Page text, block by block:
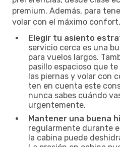
premium. Además, para
volar con el máximo
Elegir tu asiento
servicio cerca es una
para vuelos largos.
pasillo espacioso que
las piernas y volar con
ten en cuenta este
nunca sabes cuándo
urgentemente.
Mantener una buena
regularmente durante
la cabina puede